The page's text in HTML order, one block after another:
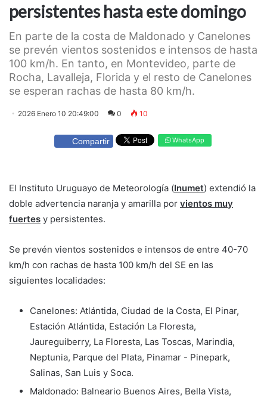
persistentes hasta este domingo
En parte de la costa de Maldonado y Canelones
se prevén vientos sostenidos e intensos de hasta
100 km/h. En tanto, en Montevideo, parte de
Rocha, Lavalleja, Florida y el resto de Canelones
se esperan rachas de hasta 80 km/h.
2026 Enero 10 20:49:00 0 10
Compartir WhatsApp
El Instituto Uruguayo de Meteorología (Inumet) extendió la
doble advertencia naranja y amarilla por vientos muy
fuertes y persistentes.
Se prevén vientos sostenidos e intensos de entre 40-70
km/h con rachas de hasta 100 km/h del SE en las
siguientes localidades:
Canelones: Atlántida, Ciudad de la Costa, El Pinar,
Estación Atlántida, Estación La Floresta,
Jaureguiberry, La Floresta, Las Toscas, Marindia,
Neptunia, Parque del Plata, Pinamar - Pinepark,
Salinas, San Luis y Soca.
Maldonado: Balneario Buenos Aires, Bella Vista,